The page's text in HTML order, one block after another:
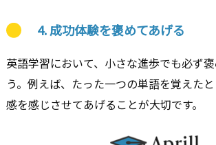
4.成功体験を褒めてあげる
英語学習において、小さな進歩でも必ず
う。例えば、たった一つの単語を覚えた
感を感じさせてあげることが大切です。